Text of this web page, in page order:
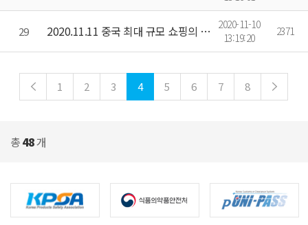
29 2020.11.11 중국 최대 규모 쇼핑의 날! 双十一购物狂欢节！의한 택배건 지연에 대해
2020-11-10
13:19:20
2371
1 2 3 4 5 6 7 8
총48개